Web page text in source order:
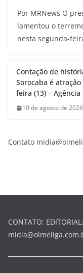
Por MRNews O
lamentou o
nesta segunda-
Contação de
Sorocaba é
feira (13) –
10 de agosto de 2026
Contato
CONTATO: